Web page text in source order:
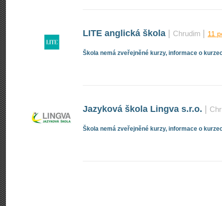
LITE anglická škola Chrudim 11
Škola nemá zveřejněné kurzy, informace o
Jazyková škola Lingva s.r.o.
Škola nemá zveřejněné kurzy, informace o